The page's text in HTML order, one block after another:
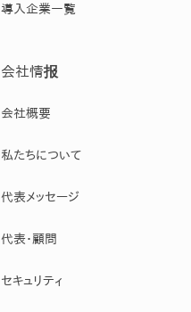
導入企業一覧
会社情报
会社概要
私たちについて
代表メッセージ
代表・顧問
セキュリティ